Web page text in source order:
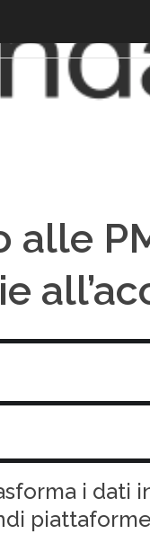
alle
i dati